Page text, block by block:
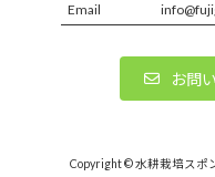
Email
お問
Copyright © 水耕栽培スポ